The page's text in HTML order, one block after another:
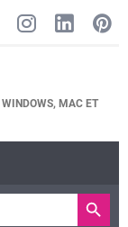
MAC ET